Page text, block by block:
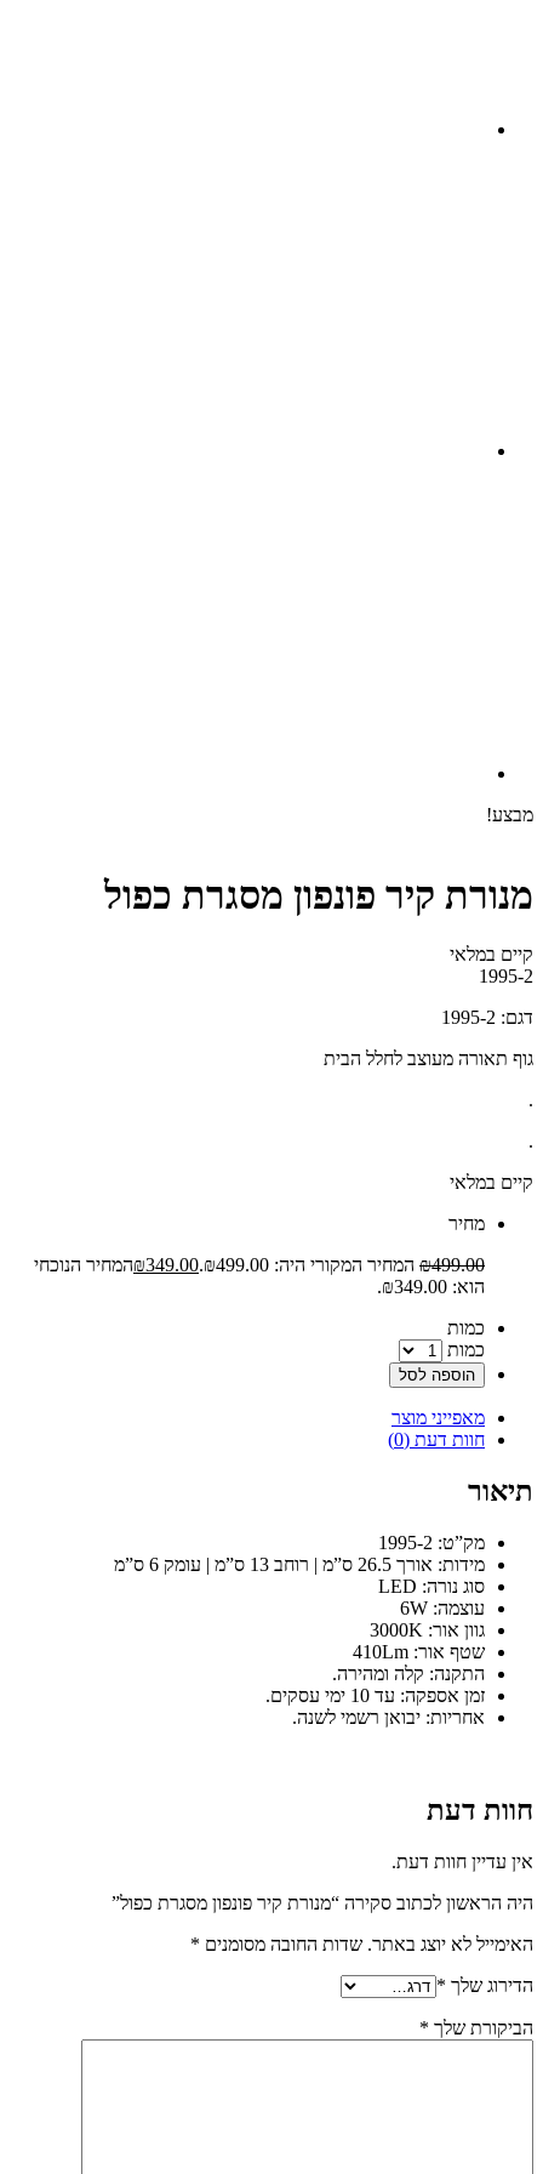
מבצע!
מנורת קיר פונפון מסגרת כפול
קיים במלאי‬
1995-2
דגם: 1995-2
גוף תאורה מעוצב לחלל הבית
.
.
קיים במלאי
‫מחיר‬
₪499.00 המחיר המקורי היה: ₪499.00. ₪349.00
המחיר הנוכחי
הוא: ₪349.00.
‫כמות‬
כמות
הוספה לסל
מאפייני מוצר
חוות דעת (0)
תיאור
מק”ט: 1995-2
מידות: אורך 26.5 ס”מ | רוחב 13 ס”מ | עומק 6 ס”מ
סוג נורה: LED
עוצמה: 6W
גוון אור: 3000K
שטף אור: 410Lm
התקנה: קלה ומהירה.
זמן אספקה: עד 10 ימי עסקים.
אחריות: יבואן רשמי לשנה.
חוות דעת
אין עדיין חוות דעת.
היה הראשון לכתוב סקירה “מנורת קיר פונפון מסגרת כפול”
האימייל לא יוצג באתר. שדות החובה מסומנים *
הדירוג שלך *
הביקורת שלך *